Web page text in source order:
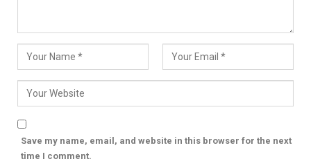
Save my name, email, and website in this browser for the next
time I comment.